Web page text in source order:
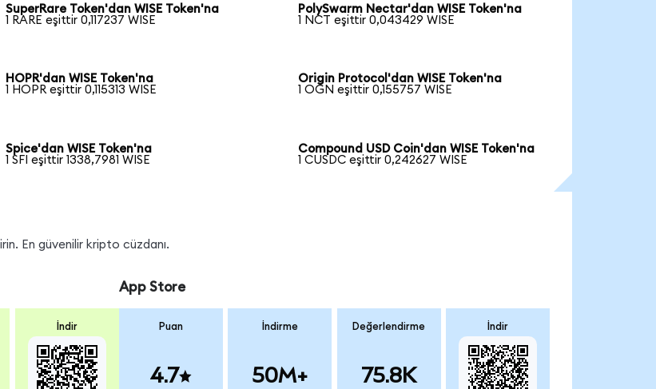
SuperRare Token'dan WISE Token'na
1 RARE eşittir 0,117237 WISE
PolySwarm Nectar'dan WISE Token'na
1 NCT eşittir 0,043429 WISE
HOPR'dan WISE Token'na
1 HOPR eşittir 0,115313 WISE
Origin Protocol'dan WISE Token'na
1 OGN eşittir 0,155757 WISE
Spice'dan WISE Token'na
1 SFI eşittir 1338,7981 WISE
Compound USD Coin'dan WISE Token'na
1 CUSDC eşittir 0,242627 WISE
En güvenilir kripto cüzdanı.
İndir
App Store
Puan
4.7
İndirme
50M+
Değerlendirme
75.8K
İndir